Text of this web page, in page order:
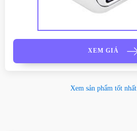
XEM GIÁ
Xem sản phẩm tốt nhất